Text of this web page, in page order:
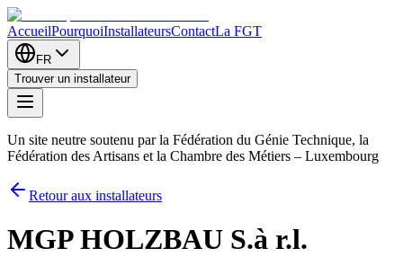
AccueilPourquoiInstallateursContactLa FGT
FR
Trouver un installateur
Un site neutre soutenu par la Fédération du Génie Technique, la
Fédération des Artisans et la Chambre des Métiers – Luxembourg
Retour aux installateurs
MGP HOLZBAU S.à r.l.